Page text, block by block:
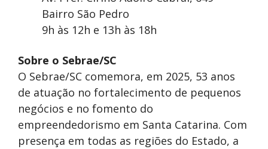
Bairro São Pedro
9h às 12h e 13h às 18h
Sobre o Sebrae/SC
O Sebrae/SC comemora, em 2025, 53 anos
de atuação no fortalecimento de pequenos
negócios e no fomento do
empreendedorismo em Santa Catarina. Com
presença em todas as regiões do Estado, a